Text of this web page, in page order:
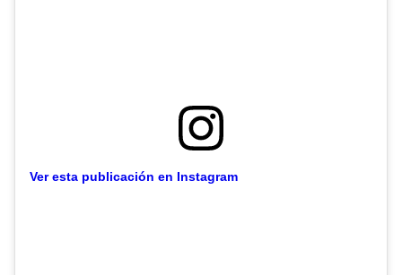
Ver esta publicación en Instagram